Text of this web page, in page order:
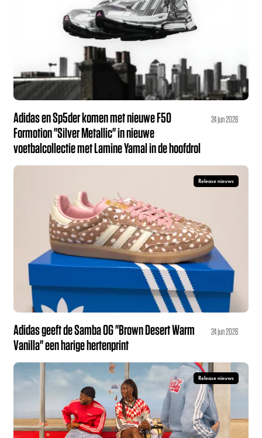
Adidas en Sp5der komen met nieuwe F50
Formotion "Silver Metallic" in nieuwe
voetbalcollectie met Lamine Yamal in de hoofdrol
24 jun 2026
Release nieuws
Adidas geeft de Samba OG "Brown Desert Warm
Vanilla" een harige hertenprint
24 jun 2026
Release nieuws